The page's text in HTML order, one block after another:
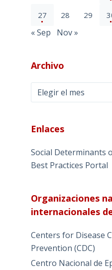
27 28 29
« Sep Nov »
Archivo
Archivo
Enlaces
Social Determinants
Best Practices Portal
Organizaciones
internacionales
Centers for Disease
Prevention (CDC)
Centro Nacional de